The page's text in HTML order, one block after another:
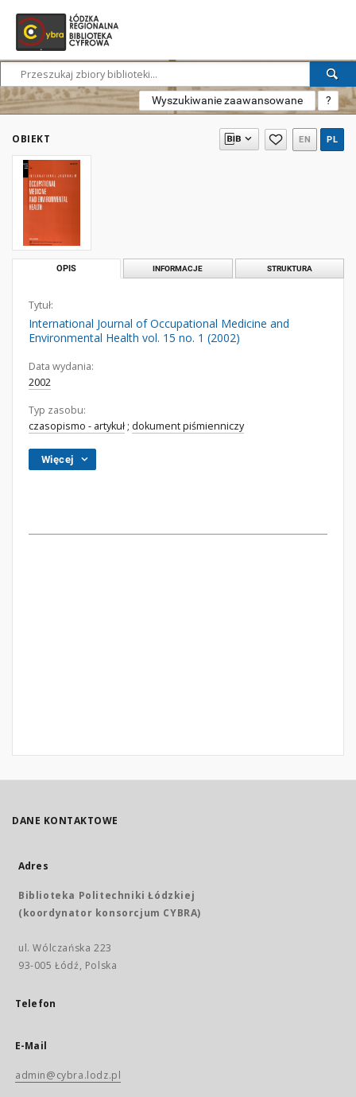
Wyszukiwanie zaawansowane ?
OBIEKT EN PL
OPIS INFORMACJE STRUKTURA
Tytuł:
International Journal of Occupational Medicine and
Environmental Health vol. 15 no. 1 (2002)
Data wydania:
2002
Typ zasobu:
czasopismo - artykuł ; dokument piśmienniczy
Więcej
DANE KONTAKTOWE
Adres
Biblioteka Politechniki Łódzkiej
(koordynator konsorcjum CYBRA)
ul. Wólczańska 223
93-005 Łódź, Polska
Telefon
E-Mail
admin@cybra.lodz.pl